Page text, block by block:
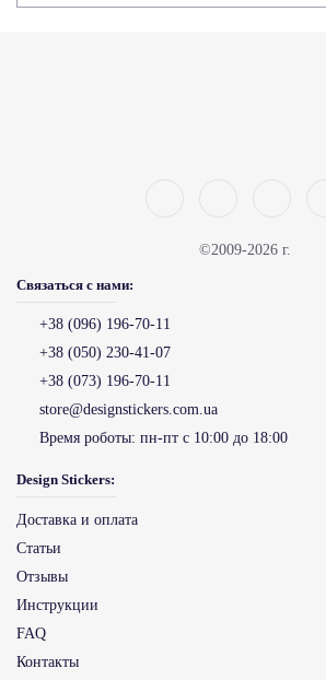
©2009-2026 г.
Связаться с нами:
+38 (096) 196-70-11
+38 (050) 230-41-07
+38 (073) 196-70-11
store@designstickers.com.ua
Время роботы: пн-пт с 10:00 до 18:00
Design Stickers:
Доставка и оплата
Статьи
Отзывы
Инструкции
FAQ
Контакты